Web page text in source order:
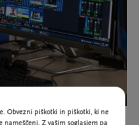
Obvezni piškotki in piškotki, ki ne
nameščeni. Z vašim soglasjem pa